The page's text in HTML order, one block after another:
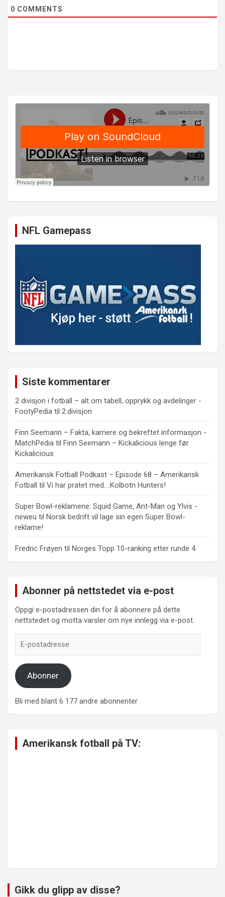
0 COMMENTS
NFL Gamepass
Siste kommentarer
2 divisjon i fotball – alt om tabell, opprykk og avdelinger -
FootyPedia til 2.divisjon
Finn Seemann – Fakta, karriere og bekreftet informasjon -
MatchPedia til Finn Seemann – Kickalicious lenge før
Kickalicious
Amerikansk Fotball Podkast – Episode 68 – Amerikansk
Fotball til Vi har pratet med….Kolbotn Hunters!
Super Bowl-reklamene: Squid Game, Ant-Man og Ylvis -
neweu til Norsk bedrift vil lage sin egen Super Bowl-
reklame!
Fredric Frøyen til Norges Topp 10-ranking etter runde 4
Abonner på nettstedet via e-post
Oppgi e-postadressen din for å abonnere på dette
nettstedet og motta varsler om nye innlegg via e-post.
postadresse
Abonner
Bli med blant 6 177 andre abonnenter
Amerikansk fotball på TV:
Gikk du glipp av disse?